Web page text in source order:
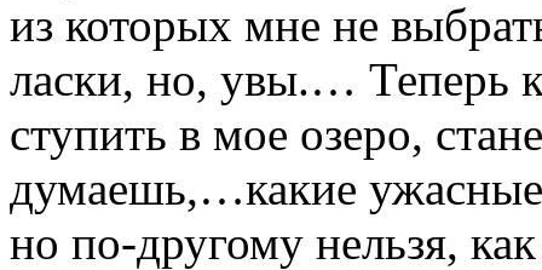
из которых мне не
ласки, но, увы.… Теперь
ступить в мое озеро,
думаешь,…какие ужасные
но по-другому нельзя,